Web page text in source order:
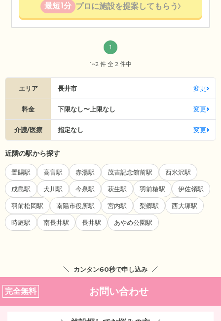
最短1分 プロに施設を提案してもらう
1
1~2 件 全 2 件中
エリア 長井市 変更
料金 下限なし〜上限なし 変更
介護/医療 指定なし 変更
近隣の駅から探す
置賜駅 高畠駅 赤湯駅 茂吉記念館前駅 西米沢駅
成島駅 犬川駅 今泉駅 萩生駅 羽前椿駅 伊佐領駅
羽前松岡駅 南陽市役所駅 宮内駅 梨郷駅 西大塚駅
時庭駅 南長井駅 長井駅 あやめ公園駅
カンタン60秒で申し込み
完全無料 お問い合わせ